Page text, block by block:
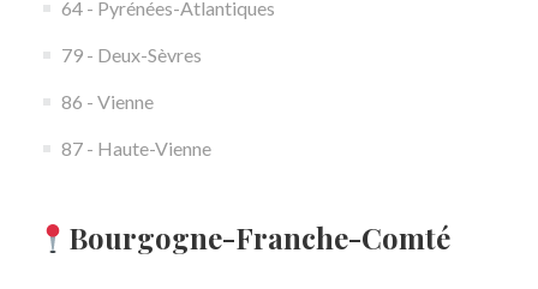
64 - Pyrénées-Atlantiques
79 - Deux-Sèvres
86 - Vienne
87 - Haute-Vienne
Bourgogne-Franche-Comté